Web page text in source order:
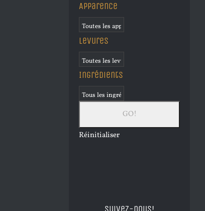
Apparence
Levures
Ingrédients
Réinitialiser